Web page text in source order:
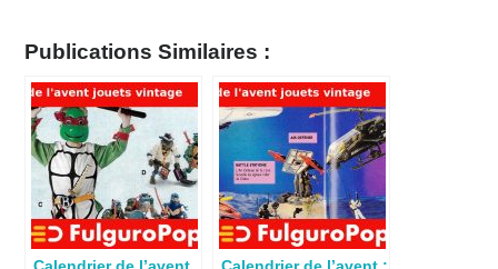
Publications Similaires :